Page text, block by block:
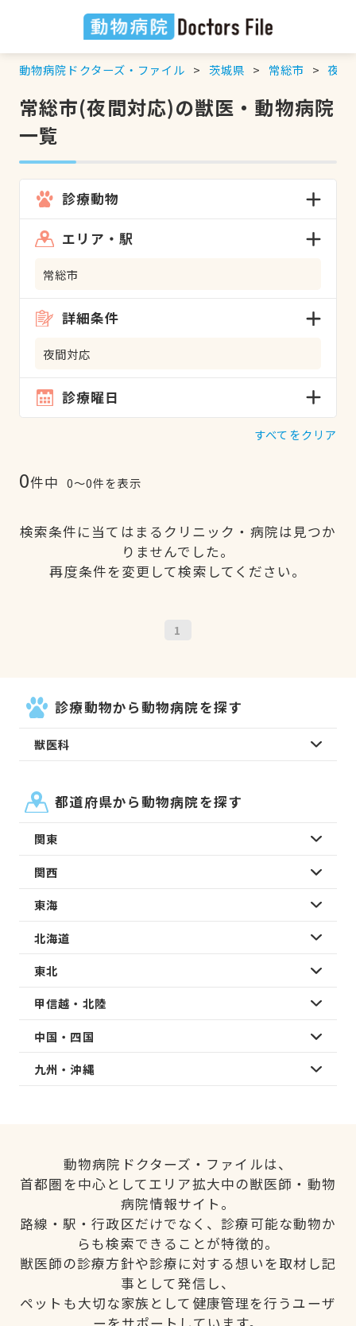
動物病院ドクターズ・ファイル 茨城県 常総市 夜間
常総市(夜間対応)の獣医・動物病院
一覧
診療動物
エリア・駅
常総市
詳細条件
夜間対応
診療曜日
すべてをクリア
0件中 0〜0件を表示
検索条件に当てはまるクリニック・病院は見つか
りませんでした。
再度条件を変更して検索してください。
1
診療動物から動物病院を探す
獣医科
都道府県から動物病院を探す
関東
関西
東海
北海道
東北
甲信越・北陸
中国・四国
九州・沖縄
動物病院ドクターズ・ファイルは、
首都圏を中心としてエリア拡大中の獣医師・動物
病院情報サイト。
路線・駅・行政区だけでなく、診療可能な動物か
らも検索できることが特徴的。
獣医師の診療方針や診療に対する想いを取材し記
事として発信し、
ペットも大切な家族として健康管理を行うユーザ